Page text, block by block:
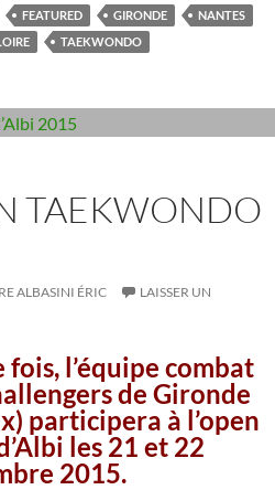
FEATURED GIRONDE
NANTES
TAEKWONDO
TAEKWONDO
ALBASINI ÉRIC
LAISSER UN
l’équipe combat
de Gironde
participera à l’open
les 21 et 22
2015.